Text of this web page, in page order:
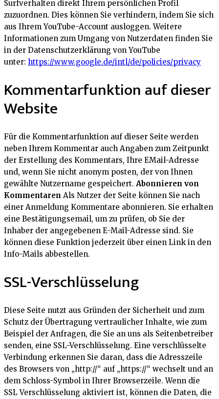
Surfverhalten direkt Ihrem persönlichen Profil
zuzuordnen. Dies können Sie verhindern, indem Sie sich
aus Ihrem YouTube-Account ausloggen. Weitere
Informationen zum Umgang von Nutzerdaten finden Sie
in der Datenschutzerklärung von YouTube
unter: https://www.google.de/intl/de/policies/privacy
Kommentarfunktion auf dieser
Website
Für die Kommentarfunktion auf dieser Seite werden
neben Ihrem Kommentar auch Angaben zum Zeitpunkt
der Erstellung des Kommentars, Ihre EMail-Adresse
und, wenn Sie nicht anonym posten, der von Ihnen
gewählte Nutzername gespeichert. Abonnieren von
Kommentaren Als Nutzer der Seite können Sie nach
einer Anmeldung Kommentare abonnieren. Sie erhalten
eine Bestätigungsemail, um zu prüfen, ob Sie der
Inhaber der angegebenen E-Mail-Adresse sind. Sie
können diese Funktion jederzeit über einen Link in den
Info-Mails abbestellen.
SSL-Verschlüsselung
Diese Seite nutzt aus Gründen der Sicherheit und zum
Schutz der Übertragung vertraulicher Inhalte, wie zum
Beispiel der Anfragen, die Sie an uns als Seitenbetreiber
senden, eine SSL-Verschlüsselung. Eine verschlüsselte
Verbindung erkennen Sie daran, dass die Adresszeile
des Browsers von „http://“ auf „https://“ wechselt und an
dem Schloss-Symbol in Ihrer Browserzeile. Wenn die
SSL Verschlüsselung aktiviert ist, können die Daten, die